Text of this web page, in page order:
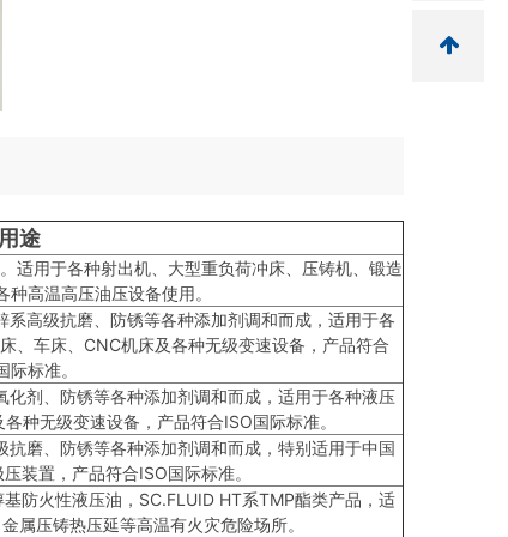
用途
适用于各种射出机、大型重负荷冲床、压铸机、锻造
高温高压油压设备使用。
高级抗磨、防锈等各种添加剂调和而成，适用于各
、车床、CNC机床及各种无级变速设备，产品符合
际标准。
剂、防锈等各种添加剂调和而成，适用于各种液压
种无级变速设备，产品符合ISO国际标准。
磨、防锈等各种添加剂调和而成，特别适用于中国
装置，产品符合ISO国际标准。
防火性液压油，SC.FLUID HT系TMP酯类产品，适
属压铸热压延等高温有火灾危险场所。